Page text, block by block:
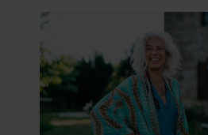
informatie over uw gebruik van
partners voor social media,
partners kunnen deze gegevens
informatie die u aan ze heeft
verzameld op basis van uw
gaat akkoord met onze cookies
gebruiken.